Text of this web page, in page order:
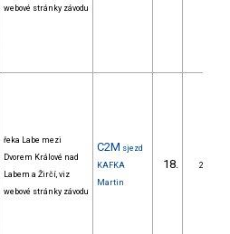
webové stránky závodu
řeka Labe mezi
Dvorem Králové nad
Labem a Žirčí, viz
webové stránky závodu
C2M sjezd
KAFKA
Martin
18. 2/ZS